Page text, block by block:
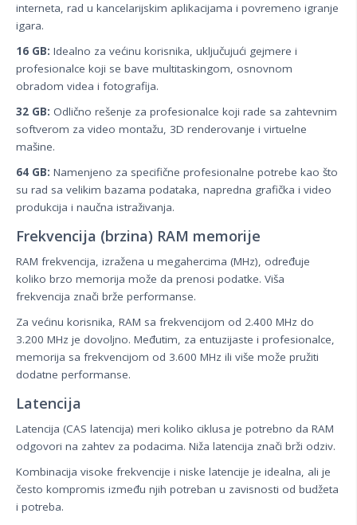
interneta, rad u kancelarijskim aplikacijama i povremeno igranje
igara.
16 GB: Idealno za većinu korisnika, uključujući gejmere i
profesionalce koji se bave multitaskingom, osnovnom
obradom videa i fotografija.
32 GB: Odlično rešenje za profesionalce koji rade sa zahtevnim
softverom za video montažu, 3D renderovanje i virtuelne
mašine.
64 GB: Namenjeno za specifične profesionalne potrebe kao što
su rad sa velikim bazama podataka, napredna grafička i video
produkcija i naučna istraživanja.
Frekvencija (brzina) RAM memorije
RAM frekvencija, izražena u megahercima (MHz), određuje
koliko brzo memorija može da prenosi podatke. Viša
frekvencija znači brže performanse.
Za većinu korisnika, RAM sa frekvencijom od 2.400 MHz do
3.200 MHz je dovoljno. Međutim, za entuzijaste i profesionalce,
memorija sa frekvencijom od 3.600 MHz ili više može pružiti
dodatne performanse.
Latencija
Latencija (CAS latencija) meri koliko ciklusa je potrebno da RAM
odgovori na zahtev za podacima. Niža latencija znači brži odziv.
Kombinacija visoke frekvencije i niske latencije je idealna, ali je
često kompromis između njih potreban u zavisnosti od budžeta
i potreba.